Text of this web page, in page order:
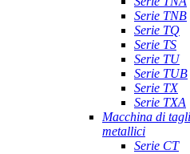
Serie TNB
Serie TQ
Serie TS
Serie TU
Serie TUB
Serie TX
Serie TXA
Macchina di
metallici
Serie CT